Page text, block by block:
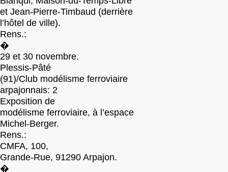
et Jean-Pierre-Timbaud (derrière
l’hôtel de ville).
Rens.:
�
29 et 30 novembre.
Plessis-Pâté
(91)/Club modélisme ferroviaire
arpajonnais: 2
Exposition de
modélisme ferroviaire, à l’espace
Michel-Berger.
Rens.:
CMFA, 100,
Grande-Rue, 91290 Arpajon.
�